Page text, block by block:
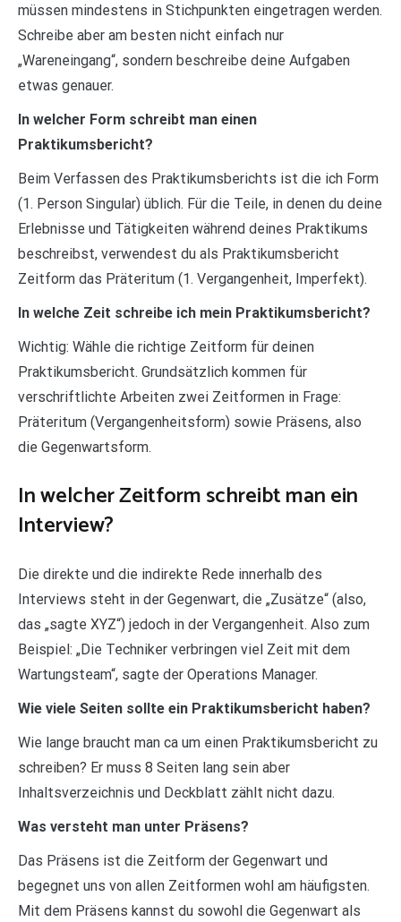
müssen mindestens in Stichpunkten eingetragen werden.
Schreibe aber am besten nicht einfach nur
„Wareneingang“, sondern beschreibe deine Aufgaben
etwas genauer.
In welcher Form schreibt man einen
Praktikumsbericht?
Beim Verfassen des Praktikumsberichts ist die ich Form
(1. Person Singular) üblich. Für die Teile, in denen du deine
Erlebnisse und Tätigkeiten während deines Praktikums
beschreibst, verwendest du als Praktikumsbericht
Zeitform das Präteritum (1. Vergangenheit, Imperfekt).
In welche Zeit schreibe ich mein Praktikumsbericht?
Wichtig: Wähle die richtige Zeitform für deinen
Praktikumsbericht. Grundsätzlich kommen für
verschriftlichte Arbeiten zwei Zeitformen in Frage:
Präteritum (Vergangenheitsform) sowie Präsens, also
die Gegenwartsform.
In welcher Zeitform schreibt man ein
Interview?
Die direkte und die indirekte Rede innerhalb des
Interviews steht in der Gegenwart, die „Zusätze“ (also,
das „sagte XYZ“) jedoch in der Vergangenheit. Also zum
Beispiel: „Die Techniker verbringen viel Zeit mit dem
Wartungsteam“, sagte der Operations Manager.
Wie viele Seiten sollte ein Praktikumsbericht haben?
Wie lange braucht man ca um einen Praktikumsbericht zu
schreiben? Er muss 8 Seiten lang sein aber
Inhaltsverzeichnis und Deckblatt zählt nicht dazu.
Was versteht man unter Präsens?
Das Präsens ist die Zeitform der Gegenwart und
begegnet uns von allen Zeitformen wohl am häufigsten.
Mit dem Präsens kannst du sowohl die Gegenwart als